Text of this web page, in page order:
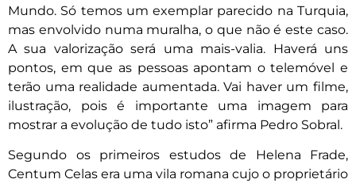
Mundo. Só temos um exemplar parecido na Turquia,
mas envolvido numa muralha, o que não é este caso.
A sua valorização será uma mais-valia. Haverá uns
pontos, em que as pessoas apontam o telemóvel e
terão uma realidade aumentada. Vai haver um filme,
ilustração, pois é importante uma imagem para
mostrar a evolução de tudo isto” afirma Pedro Sobral.
Segundo os primeiros estudos de Helena Frade,
Centum Celas era uma vila romana cujo o proprietário